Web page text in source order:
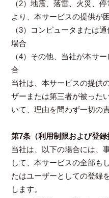
（2）地震、落雷、火災、
より、本サービスの提供が
（3）コンピュータまたは
場合
（4）その他、当社が本サ
合
当社は、本サービスの提供
ザーまたは第三者が被った
いて、理由を問わず一切の
第7条（利用制限および登録
当社は、以下の場合には、
して、本サービスの全部も
たはユーザーとしての登録
します。